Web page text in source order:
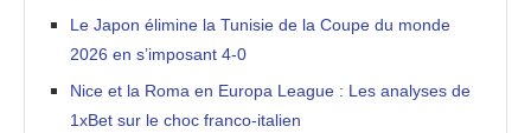
Le Japon élimine la Tunisie de la Coupe du monde
2026 en s’imposant 4-0
Nice et la Roma en Europa League : Les analyses de
1xBet sur le choc franco-italien